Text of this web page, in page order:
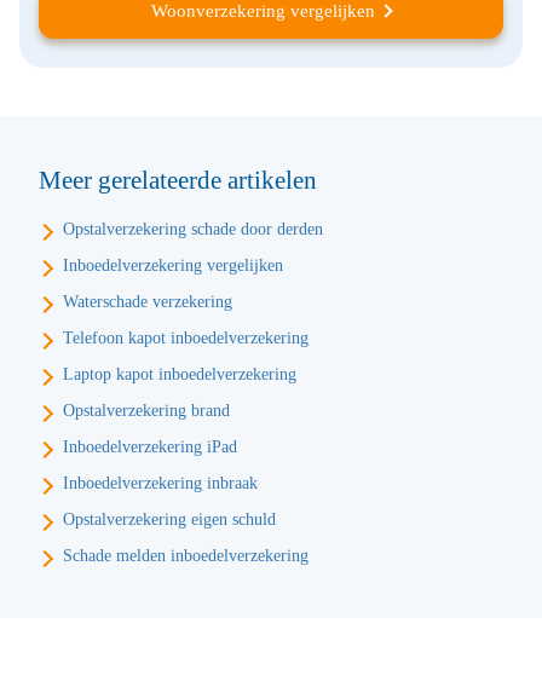
Woonverzekering vergelijken
Meer gerelateerde artikelen
Opstalverzekering schade door derden
Inboedelverzekering vergelijken
Waterschade verzekering
Telefoon kapot inboedelverzekering
Laptop kapot inboedelverzekering
Opstalverzekering brand
Inboedelverzekering iPad
Inboedelverzekering inbraak
Opstalverzekering eigen schuld
Schade melden inboedelverzekering